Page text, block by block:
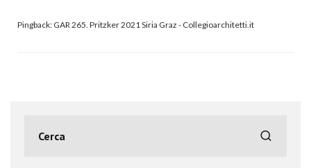
Pingback: GAR 265. Pritzker 2021 Siria Graz - Collegioarchitetti.it